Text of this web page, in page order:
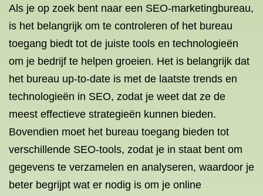
Als je op zoek bent naar een SEO-marketingbureau,
is het belangrijk om te controleren of het bureau
toegang biedt tot de juiste tools en technologieën
om je bedrijf te helpen groeien. Het is belangrijk dat
het bureau up-to-date is met de laatste trends en
technologieën in SEO, zodat je weet dat ze de
meest effectieve strategieën kunnen bieden.
Bovendien moet het bureau toegang bieden tot
verschillende SEO-tools, zodat je in staat bent om
gegevens te verzamelen en analyseren, waardoor je
beter begrijpt wat er nodig is om je online